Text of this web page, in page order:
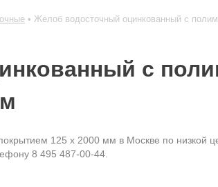
Желоб водосточный оцинкованный с
с
125 х 2000 мм в Москве по низкой
8 495 487-00-44.